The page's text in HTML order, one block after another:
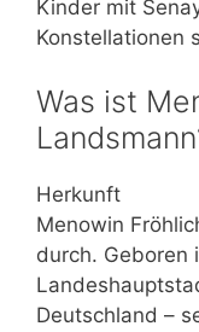
Kinder mit
Konstellationen
Was ist
Herkunft
Menowin
durch. Geboren
Deutschland –